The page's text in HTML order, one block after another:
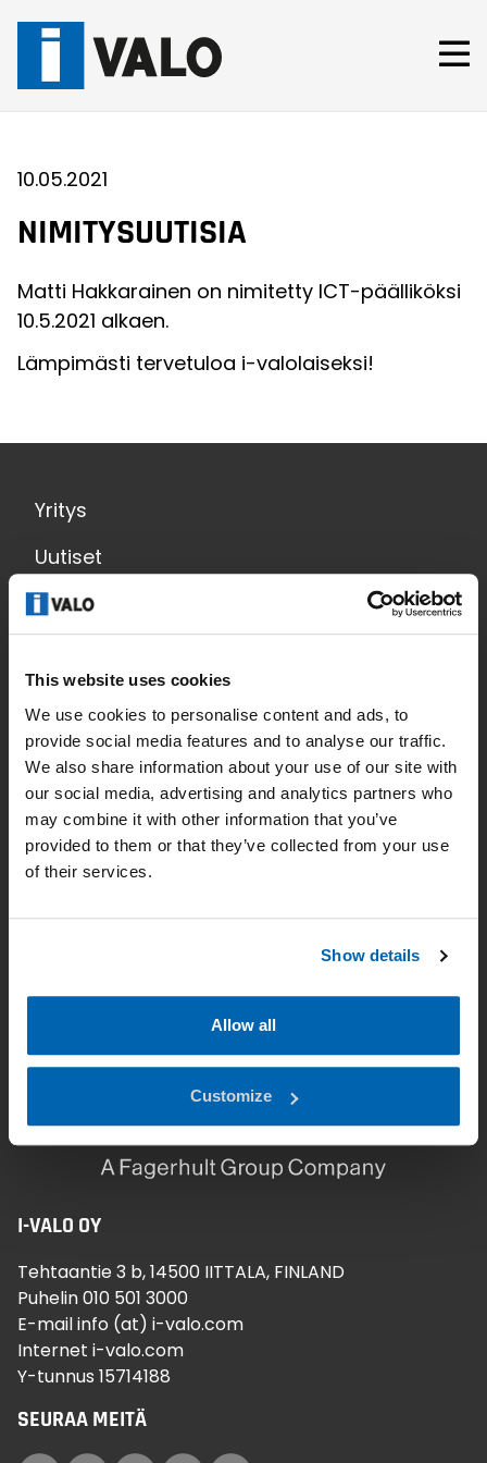
This website uses cookies
We use cookies to personalise content and ads, to
provide social media features and to analyse our traffic.
We also share information about your use of our site with
our social media, advertising and analytics partners who
may combine it with other information that you’ve
provided to them or that they’ve collected from your use
of their services.
Show details
Allow all
Customize
10.05.2021
NIMITYSUUTISIA
Matti Hakkarainen on nimitetty ICT-päälliköksi
10.5.2021 alkaen.
Lämpimästi tervetuloa i-valolaiseksi!
Yritys
Uutiset
Yhteystiedot
Käyttöalueet
Tuotteet
Valaistussuunnittelu
Lataukset
I-VALO OY
Tehtaantie 3 b, 14500 IITTALA, FINLAND
Puhelin 010 501 3000
E-mail info (at) i-valo.com
Internet i-valo.com
Y-tunnus 15714188
SEURAA MEITÄ